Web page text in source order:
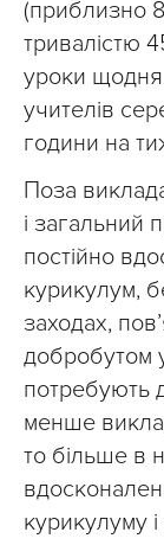
(приблизно
тривалістю
уроки
учителів
години на
Поза
і загальний
постійно
курикулум,
заходах,
добробутом
потребують
менше
то більше в
курикулуму